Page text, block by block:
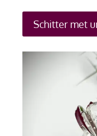
Schitter met